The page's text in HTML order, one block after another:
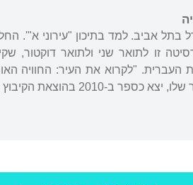
זו לתואר שני ולתואר דוקטור, שקיבל ב-2003. עבודותיו, שנכתבו
הקיבוץ המאוחד. ספר זה זכה בפרס ס' יזהר לחקר הספרות העברית והוראתה לשנת 2011.